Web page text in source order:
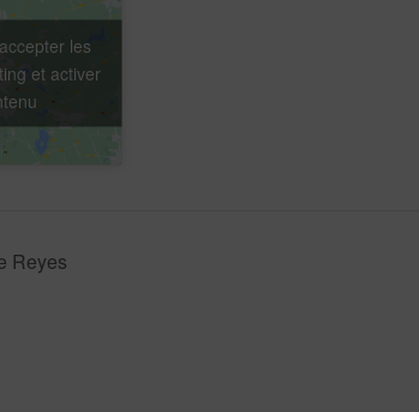
les
et activer
Reyes